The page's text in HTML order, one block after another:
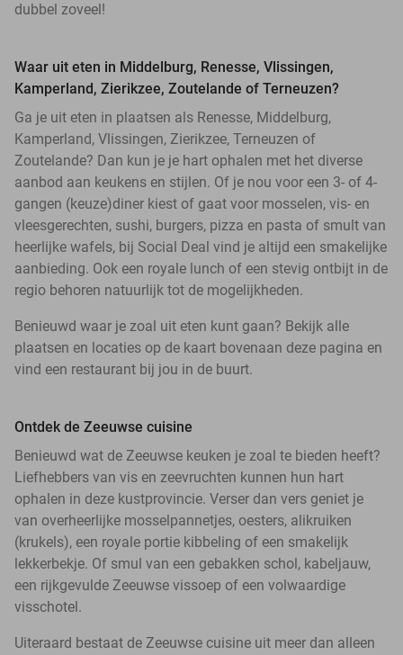
dubbel zoveel!
Waar uit eten in Middelburg, Renesse, Vlissingen,
Kamperland, Zierikzee, Zoutelande of Terneuzen?
Ga je uit eten in plaatsen als Renesse, Middelburg,
Kamperland, Vlissingen, Zierikzee, Terneuzen of
Zoutelande? Dan kun je je hart ophalen met het diverse
aanbod aan keukens en stijlen. Of je nou voor een 3- of 4-
gangen (keuze)diner kiest of gaat voor mosselen, vis- en
vleesgerechten, sushi, burgers, pizza en pasta of smult van
heerlijke wafels, bij Social Deal vind je altijd een smakelijke
aanbieding. Ook een royale lunch of een stevig ontbijt in de
regio behoren natuurlijk tot de mogelijkheden.
Benieuwd waar je zoal uit eten kunt gaan? Bekijk alle
plaatsen en locaties op de kaart bovenaan deze pagina en
vind een restaurant bij jou in de buurt.
Ontdek de Zeeuwse cuisine
Benieuwd wat de Zeeuwse keuken je zoal te bieden heeft?
Liefhebbers van vis en zeevruchten kunnen hun hart
ophalen in deze kustprovincie. Verser dan vers geniet je
van overheerlijke mosselpannetjes, oesters, alikruiken
(krukels), een royale portie kibbeling of een smakelijk
lekkerbekje. Of smul van een gebakken schol, kabeljauw,
een rijkgevulde Zeeuwse vissoep of een volwaardige
visschotel.
Uiteraard bestaat de Zeeuwse cuisine uit meer dan alleen